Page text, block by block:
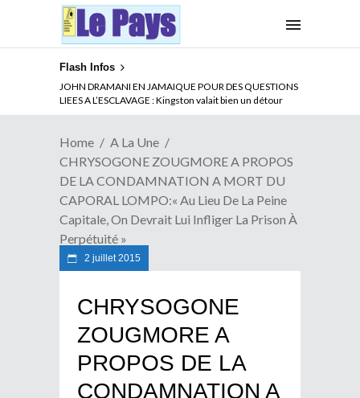
Flash Infos
ABSENCE PROLONGEE DE PAUL BIYA DU CAMEROUN :
Qui pilote le Cameroun ?
Home
A La Une
CHRYSOGONE ZOUGMORE A PROPOS
DE LA CONDAMNATION A MORT DU
CAPORAL LOMPO:« Au Lieu De La Peine
Capitale, On Devrait Lui Infliger La Prison À
Perpétuité »
2 juillet 2015
CHRYSOGONE
ZOUGMORE A
PROPOS DE LA
CONDAMNATION A